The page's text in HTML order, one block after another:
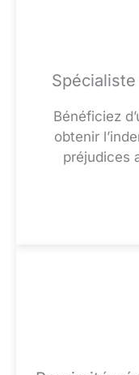
Bénéficiez
obtenir
préjudices